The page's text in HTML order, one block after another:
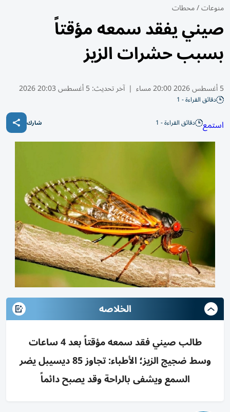
منوعات/محطات
صيني يفقد سمعه مؤقتاً
بسبب حشرات الزيز
5 أغسطس 2026 20:00 مساء | آخر تحديث:5 أغسطس 20:03 2026
دقائق القراءة - 1
استمع دقائق القراءة - 1 شارك
الخلاصه
طالب صيني فقد سمعه مؤقتاً بعد 4 ساعات
وسط ضجيج الزيز؛ الأطباء: تجاوز 85 ديسيبل يضر
السمع ويشفى بالراحة وقد يصبح دائماً